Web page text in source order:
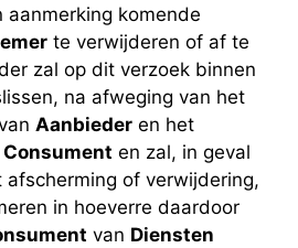
aanmerking komende
te verwijderen of af te
zal op dit verzoek binnen
na afweging van het
Aanbieder en het
Consument en zal, in geval
of verwijdering,
in hoeverre daardoor
van Diensten